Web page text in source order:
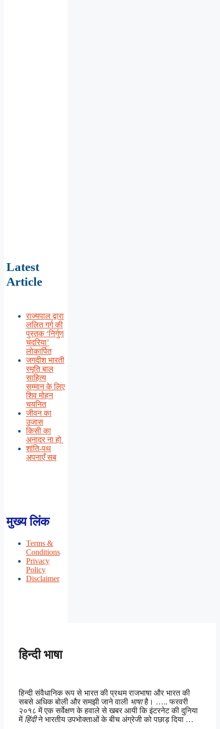
Latest
Article
राज्यपाल द्वारा
ललित गर्ग की
पुस्तक ‘निर्गुण
चदरिया’
लोकार्पित
जगदीश भारती
स्मृति बाल
साहित्य
सम्मान के लिए
शिव मोहन
चयनित
जीवन का
उजास
किसी का
अनादर ना हो
शांति-पथ
अपनाएँ सब
मुख्य लिंक
Terms &
Conditions
Privacy
Policy
Disclaimer
हिन्दी भाषा
हिन्दी संवैधानिक रूप से भारत की प्रथम राजभाषा और भारत की
सबसे अधिक बोली और समझी जाने वाली भाषाहै। ….. फरवरी
२०१८ में एक सर्वेक्षण के हवाले से खबर आयी कि इंटरनेट की दुनिया
में हिंदीने भारतीय उपभोक्ताओं के बीच अंग्रेजी को पछाड़ दिया …